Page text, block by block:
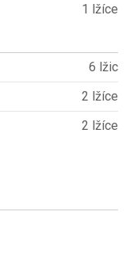
1 lžíce
6 lžic
2 lžíce
2 lžíce